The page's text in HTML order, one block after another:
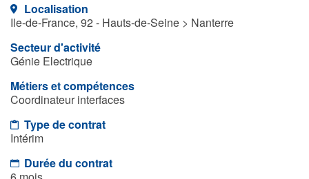
Localisation
Ile-de-France, 92 - Hauts-de-Seine > Nanterre
Secteur d'activité
Génie Electrique
Métiers et compétences
Coordinateur interfaces
Type de contrat
Intérim
Durée du contrat